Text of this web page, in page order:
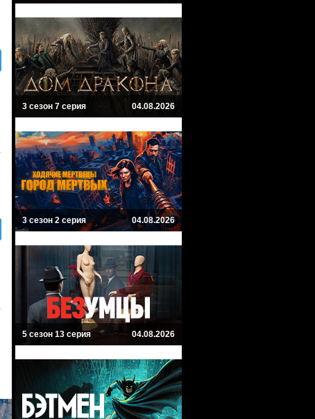
3 сезон 7 серия 04.08.2026
3 сезон 2 серия 04.08.2026
5 сезон 13 серия 04.08.2026